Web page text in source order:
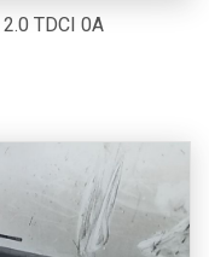
TDCI 0A